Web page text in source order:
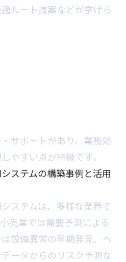
ルート提案などが挙げら
サポートがあり、業務効
やすい点が特徴です。
ステムの構築事例と活用
ステムは、多様な業界で
売業では需要予測による
設備異常の早期発見、ヘ
ータからのリスク予測な